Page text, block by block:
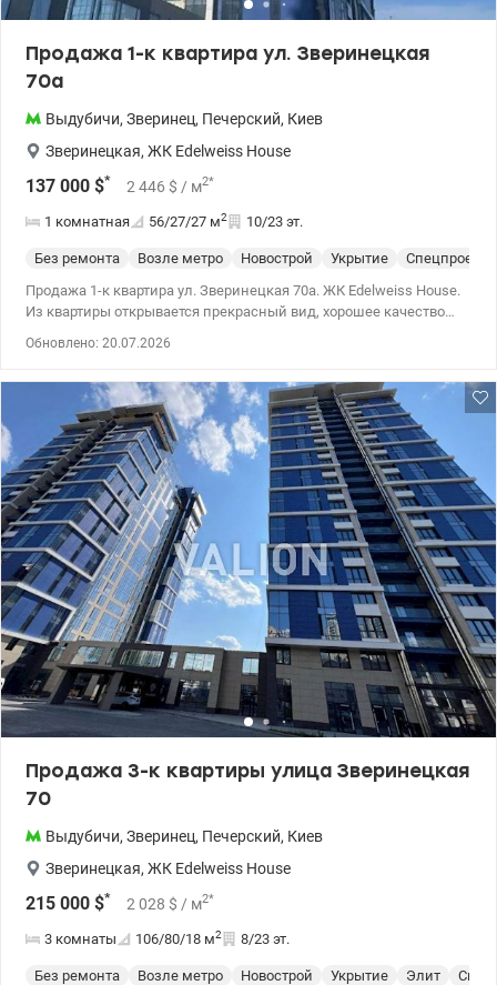
Продажа 1-к квартира ул. Зверинецкая
70а
Выдубичи, Зверинец, Печерский, Киев
Зверинецкая, ЖК Edelweiss House
137 000 $* 2 446 $ / м2*
1 комнатная 56/27/27 м2 10/23 эт.
Без ремонта Возле метро Новострой Укрытие
Спецпроект
Продажа 1-к квартира ул. Зверинецкая 70а. ЖК Edelweiss House.
Из квартиры открывается прекрасный вид, хорошее качество
жильцы и активно производят ремонты, работает управляющая
компания. Отдельно можно купить паркоместо и кладовку. 044
200 10 80 valion.ua/1146049
Обновлено: 20.07.2026
Продажа 3-к квартиры улица Зверинецкая
70
Выдубичи, Зверинец, Печерский, Киев
Зверинецкая, ЖК Edelweiss House
215 000 $* 2 028 $ / м2*
3 комнаты 106/80/18 м2 8/23 эт.
Без ремонта Возле метро Новострой Укрытие Элит